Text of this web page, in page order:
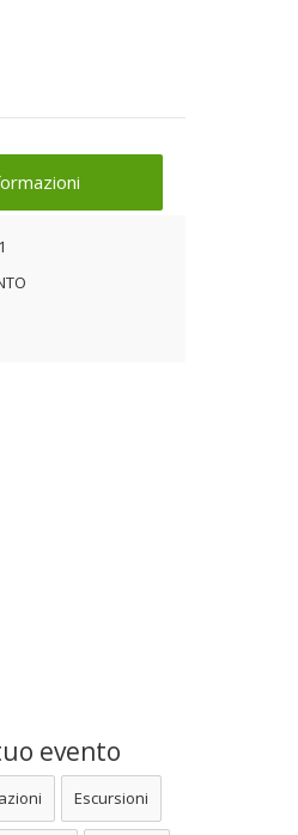
evento
Escursioni